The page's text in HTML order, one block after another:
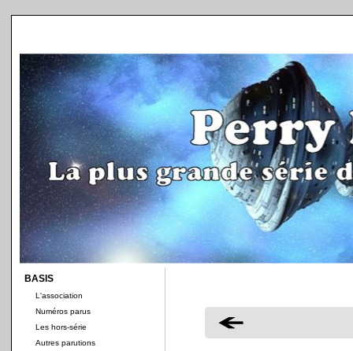
BASIS
L'association
Numéros parus
Les hors-série
Autres parutions